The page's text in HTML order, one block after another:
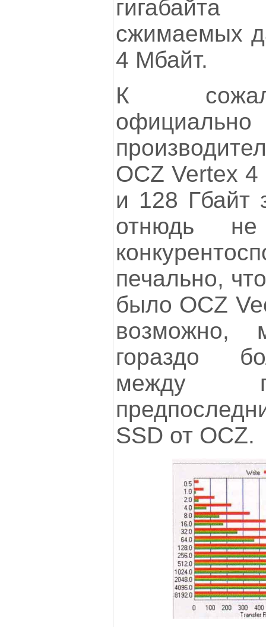
сжимаемых
4 Мбайт.
К
официально
OCZ Vertex
и 128 Гбайт
отнюдь
печально,
было OCZ
гораздо
между
SSD от OCZ.